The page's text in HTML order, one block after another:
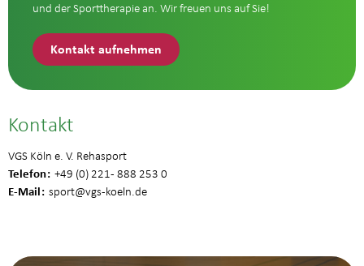
und der Sporttherapie an. Wir freuen uns auf Sie!
Kontakt aufnehmen
Kontakt
VGS Köln e. V. Rehasport
Telefon +49 (0) 221 - 888 253 0
E-Mail sport@vgs-koeln.de